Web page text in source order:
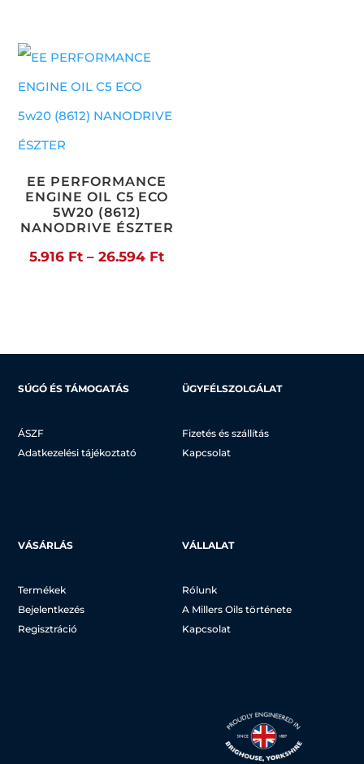
EE PERFORMANCE
ENGINE OIL C5 ECO
5W20 (8612)
NANODRIVE ÉSZTER
5.916 Ft – 26.594 FtÁrtartomány:
SÚGÓ ÉS TÁMOGATÁS
ÁSZF
Adatkezelési tájékoztató
ÜGYFÉLSZOLGÁLAT
Fizetés és szállítás
Kapcsolat
VÁSÁRLÁS
Termékek
Bejelentkezés
Regisztráció
VÁLLALAT
Rólunk
A Millers Oils története
Kapcsolat